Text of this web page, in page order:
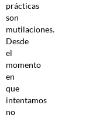
prácticas
son
mutilaciones.
Desde
el
momento
en
que
intentamos
no